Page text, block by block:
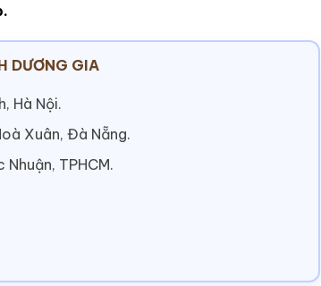
DƯƠNG GIA
Hà Nội.
Xuân, Đà Nẵng.
TPHCM.